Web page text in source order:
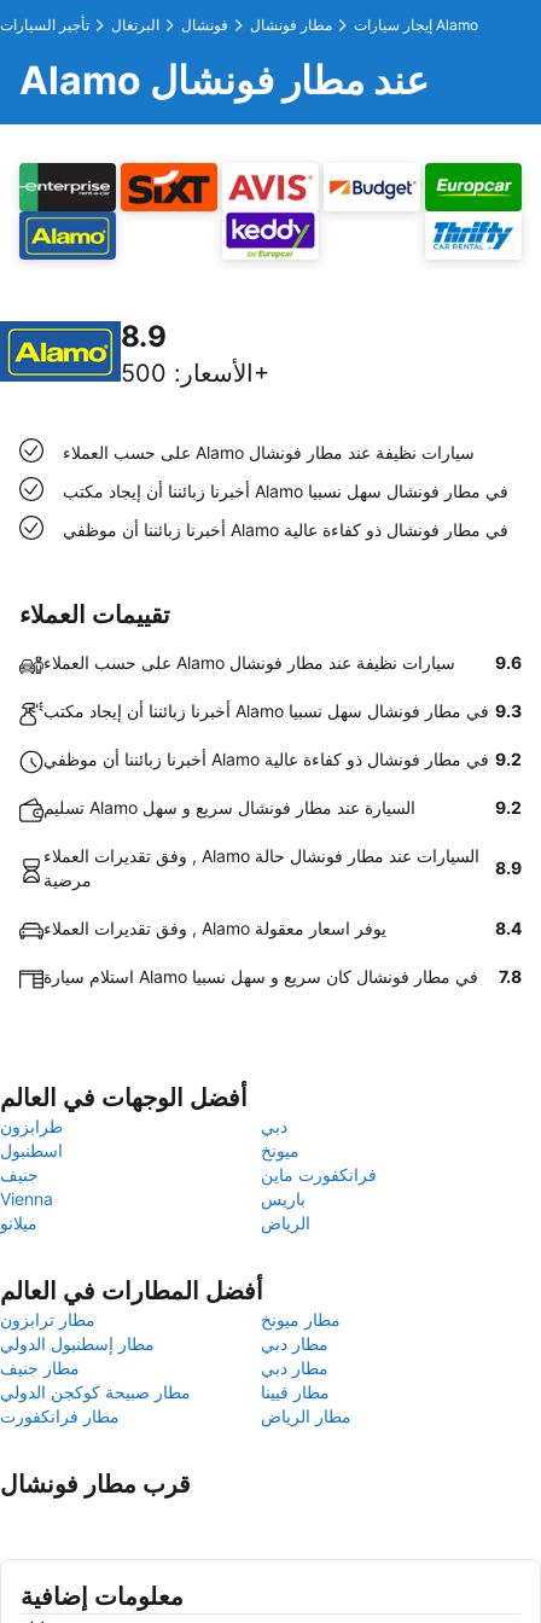
تأجير السيارات البرتغال فونشال مطار فونشال إيجار سيارات Alamo
Alamo عند مطار فونشال
8.9
الأسعار : 500+
على حسب العملاء Alamo سيارات نظيفة عند مطار فونشال
أخبرنا زبائننا أن إيجاد مكتب Alamo في مطار فونشال سهل نسبيا
أخبرنا زبائننا أن موظفي Alamo في مطار فونشال ذو كفاءة عالية
تقييمات العملاء
على حسب العملاء Alamo سيارات نظيفة عند مطار فونشال 9.6
أخبرنا زبائننا أن إيجاد مكتب Alamo في مطار فونشال سهل نسبيا 9.3
أخبرنا زبائننا أن موظفي Alamo في مطار فونشال ذو كفاءة عالية 9.2
تسليم Alamo السيارة عند مطار فونشال سريع و سهل 9.2
وفق تقديرات العملاء , Alamo السيارات عند مطار فونشال حالة
مرضية
8.9
وفق تقديرات العملاء , Alamo يوفر اسعار معقولة 8.4
استلام سيارة Alamo في مطار فونشال كان سريع و سهل نسبيا 7.8
أفضل الوجهات في العالم
طرابزون
دبي
اسطنبول
ميونخ
جنيف
فرانكفورت ماين
Vienna
باريس
ميلانو
الرياض
أفضل المطارات في العالم
مطار ترابزون
مطار ميونخ
مطار إسطنبول الدولي
مطار دبي
مطار جنيف
مطار دبي
مطار صبيحة كوكجن الدولي
مطار فيينا
مطار فرانكفورت
مطار الرياض
قرب مطار فونشال
معلومات إضافية